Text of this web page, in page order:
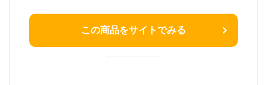
この商品をサイトでみる